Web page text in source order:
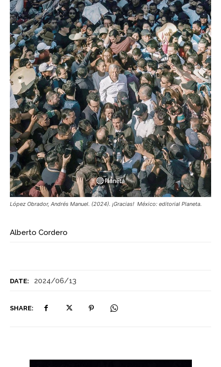
DATE: 2024/06/13
SHARE:
López Obrador, Andrés Manuel. (2024). ¡Gracias! México: editorial Planeta.
Alberto Cordero